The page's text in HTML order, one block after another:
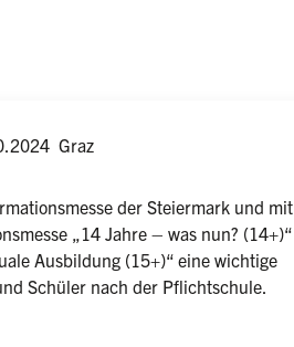
Graz
der Steiermark und mit
„14 Jahre – was nun? (14+)“
Ausbildung (15+)“ eine wichtige
Schüler nach der Pflichtschule.